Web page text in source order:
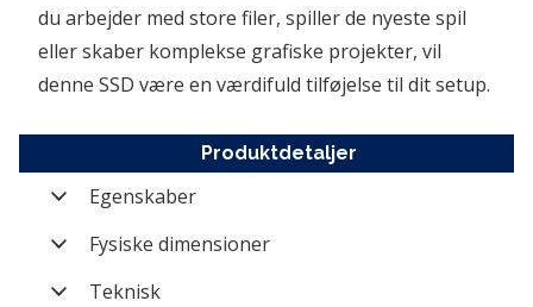
du arbejder med store filer, spiller de nyeste spil
eller skaber komplekse grafiske projekter, vil
denne SSD være en værdifuld tilføjelse til dit setup.
Produktdetaljer
Egenskaber
Varenummer
Mærke
Fysiske dimensioner
Form factor
Teknisk